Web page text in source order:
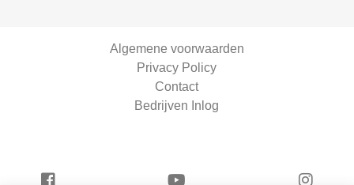
Algemene voorwaarden
Privacy Policy
Contact
Bedrijven Inlog